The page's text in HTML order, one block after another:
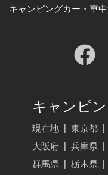
キャンピングカー・車
キャンピ
現在地 東京都
大阪府
兵庫県
群馬県
栃木県